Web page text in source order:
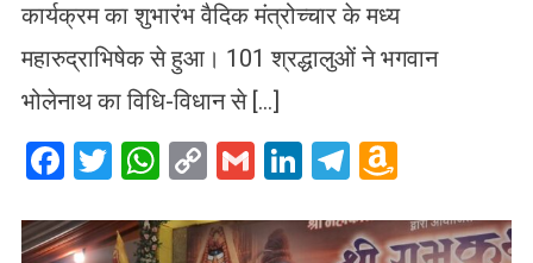
कार्यक्रम का शुभारंभ वैदिक मंत्रोच्चार के मध्य
महारुद्राभिषेक से हुआ। 101 श्रद्धालुओं ने भगवान
भोलेनाथ का विधि-विधान से […]
Facebook
Twitter
WhatsApp
CopyGmailLinkedIn
Telegram
List